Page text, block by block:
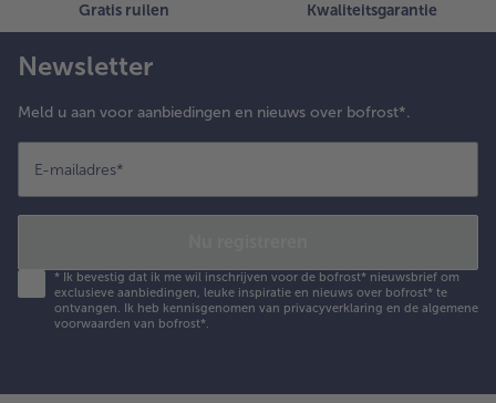
Gratis ruilen Kwaliteitsgarantie
Newsletter
Meld u aan voor aanbiedingen en nieuws over bofrost*.
E-mailadres*
* Ik bevestig dat ik me wil inschrijven voor de bofrost* nieuwsbrief om
exclusieve aanbiedingen, leuke inspiratie en nieuws over bofrost* te
ontvangen. Ik heb kennisgenomen van privacyverklaring en de algemene
voorwaarden van bofrost*.